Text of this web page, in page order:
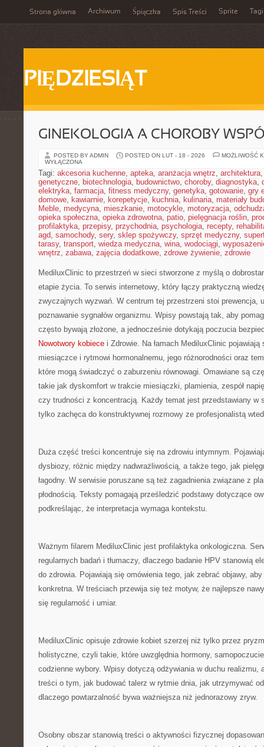
Strona główna Archiwum Śpiączka Spis Treści Sprite Tagi
PIĘDZIESIĄT
GINEKOLOGIA A CHOROBY
POSTED BY ADMIN POSTED ON LUT - 18 - 2026
MOŻLIWOŚĆ
WYŁĄCZONA
Tagi: akcesoria kuchenne, apteka, aranżacja wnętrz, architektura
genetyczne, biotechnologia, budownictwo, choroby, diagnostyka,
elektryka, farmacja, fitness medyczny, genetyka, gotowanie, gry
domowe, kawiarnie, korepetycje, kuchnia, kulinaria, materiały
Meble, medycyna, mieszkanie, motocykle, motoryzacja,
opieka społeczna, opieka zdrowotna, patio, pielęgnacja roślin,
profilaktyka, przepisy, przychodnia, psychologia, recepty,
agd, samochody, sery, sklep spożywczy, sprzęt medyczny,
tarasy, transport, wiedza medyczna, wina, wodociągi,
wnętrz, zabawa, zajęcia dodatkowe, zdrowe żywienie, zdrowie
MediluxClinic to przestrzeń w sieci stworzone z myślą o
etapie życia. To serwis internetowy, który łączy praktyczną
zwyczajnych wyzwań. W centrum tej przestrzeni stoi prewencja,
poznawanie sygnałów organizmu. Wpisy powstają tak, aby
często bywają złożone, a jednocześnie dotykają poczucia
Nowotwory kobiece i Zdrowie. Na łamach MediluxClinic
miesiączce i rytmowi hormonalnemu, jego różnorodności oraz
które mogą świadczyć o zaburzeniu równowagi. Omawiane są
takie jak dyskomfort w trakcie miesiączki, plamienia, zespół
czy trudności z koncentracją. Każdy temat jest przedstawiany w
tylko zachęca do konstruktywnej rozmowy ze profesjonalistą
Duża część treści koncentruje się na zdrowiu intymnym.
dysbiozy, różnic między nadwrażliwością, a także tego, jak
łagodny. W serwisie poruszane są też zagadnienia związane z
płodnością. Teksty pomagają prześledzić podstawy dotyczące
podkreślając, że interpretacja wymaga kontekstu.
Ważnym filarem MediluxClinic jest profilaktyka onkologiczna.
regularnych badań i tłumaczy, dlaczego badanie HPV stanowią
do zdrowia. Pojawiają się omówienia tego, jak zebrać objawy,
konkretna. W treściach przewija się też motyw, że najlepsze
się regularność i umiar.
MediluxClinic opisuje zdrowie kobiet szerzej niż tylko przez
holistyczne, czyli takie, które uwzględnia hormony,
codzienne wybory. Wpisy dotyczą odżywiania w duchu realizmu,
treści o tym, jak budować talerz w rytmie dnia, jak utrzymywać
dlaczego powtarzalność bywa ważniejsza niż jednorazowy zryw.
Osobny obszar stanowią treści o aktywności fizycznej